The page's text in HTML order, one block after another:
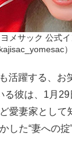
メサック 公式
活躍する、
彼は、1月29
愛妻家として
た“妻への掟